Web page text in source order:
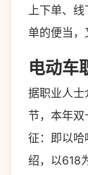
上下单、
单的便当，
电动车
据职业人士
节，本年双
征：即以哈
绍，以618